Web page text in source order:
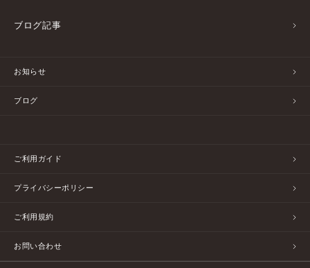
ブログ記事
お知らせ
ブログ
ご利用ガイド
プライバシーポリシー
ご利用規約
お問い合わせ